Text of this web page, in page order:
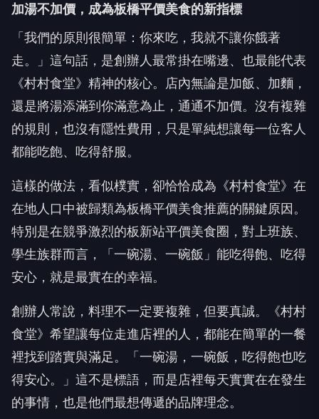
加湯不加價，成為板橋平價美食的新指標
「我們的原則很簡單：你來吃，我就不讓你餓著
走。」這句話，是創辦人最常掛在嘴邊、也最能代表
《村村食堂》精神的核心。店內無論是加飯、加麵，
還是將湯添滿到你滿意為止，通通不加價。沒有複雜
的規則，也沒有隱性費用，只是單純想讓每一位客人
都能吃飽、吃得舒服。
這樣的做法，看似樸實，卻恰恰成為《村村食堂》在
在地人口中被歸類為板橋平價美食推薦的關鍵原因。
特別是在競爭激烈的板新站平價美食圈，對上班族、
學生族群而言，「一碗湯、一碗飯」能吃得飽、吃得
安心，就是最實在的幸福。
創辦人常說，料理不一定要複雜，但要真誠。《村村
食堂》希望讓每位走進店裡的人，都能在簡單的一餐
裡找到踏實與滿足。「一碗湯，一碗飯，吃得飽也吃
得安心。」這不是標語，而是店裡每天實實在在發生
的事情，也是他們最想傳遞的品牌理念。